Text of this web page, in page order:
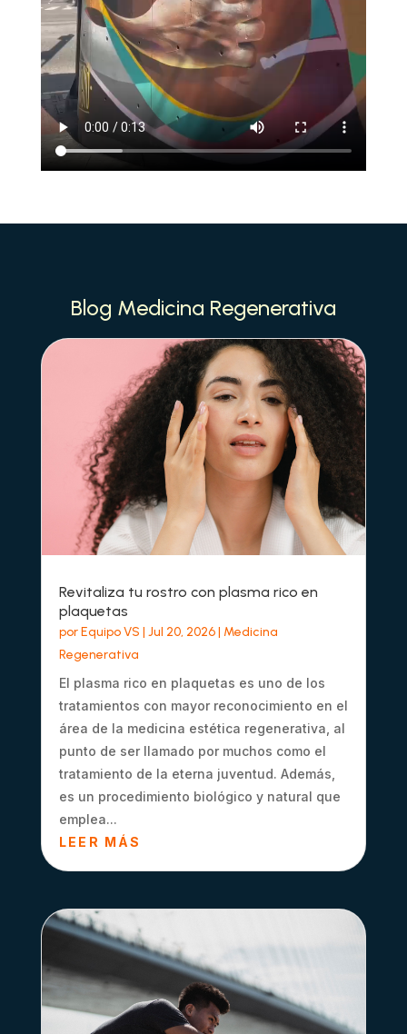
Blog Medicina Regenerativa
Revitaliza tu rostro con plasma rico en
plaquetas
porEquipo VS | Jul 20, 2026| Medicina
Regenerativa
El plasma rico en plaquetas es uno de los
tratamientos con mayor reconocimiento en el
área de la medicina estética regenerativa, al
punto de ser llamado por muchos como el
tratamiento de la eterna juventud. Además,
es un procedimiento biológico y natural que
emplea...
LEER MÁS